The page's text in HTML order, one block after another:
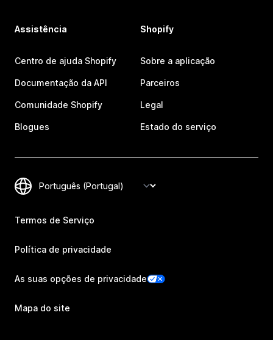
Assistência
Centro de ajuda Shopify
Documentação da API
Comunidade Shopify
Blogues
Shopify
Sobre a aplicação
Parceiros
Legal
Estado do serviço
Termos de Serviço
Política de privacidade
As suas opções de privacidade
Mapa do site